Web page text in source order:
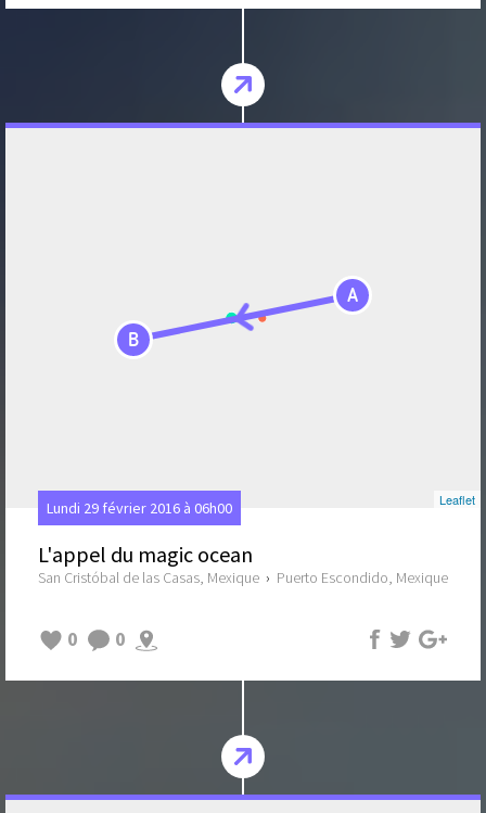
A
B
Leaflet
Lundi 29 février 2016 à 06h00
L'appel du magic ocean
San Cristóbal de las Casas, Mexique › Puerto Escondido, Mexique
0 0